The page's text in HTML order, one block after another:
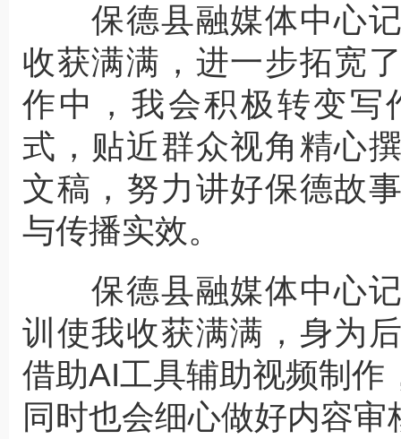
保德县融媒体中心记
收获满满，进一步拓宽
作中，我会积极转变写
式，贴近群众视角精心
文稿，努力讲好保德故
与传播实效。
保德县融媒体中心记
训使我收获满满，身为
借助AI工具辅助视频制作
同时也会细心做好内容